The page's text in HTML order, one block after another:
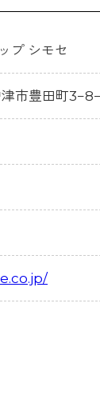
プ シモセ
市豊田町